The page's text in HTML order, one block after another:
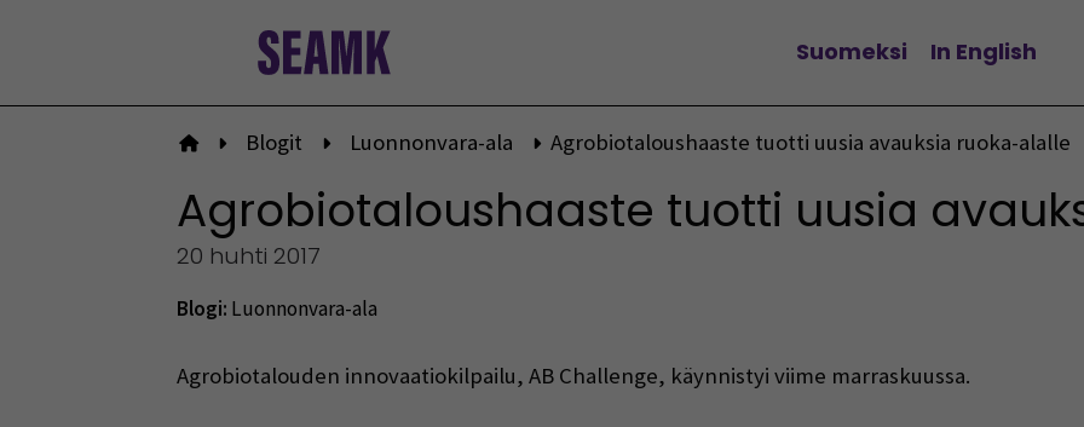
Vaihda kieltä
Suomeksi In English
Etusivulle
Blogit Luonnonvara-ala Agrobiotaloushaaste tuotti uusia avauksia ruoka-alalle
Agrobiotaloushaaste tuotti uusia
20 huhti 2017
Blogi: Luonnonvara-ala
Agrobiotalouden innovaatiokilpailu, AB Challenge, käynnistyi viime marraskuussa.